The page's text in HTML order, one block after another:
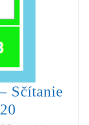
Sčítanie